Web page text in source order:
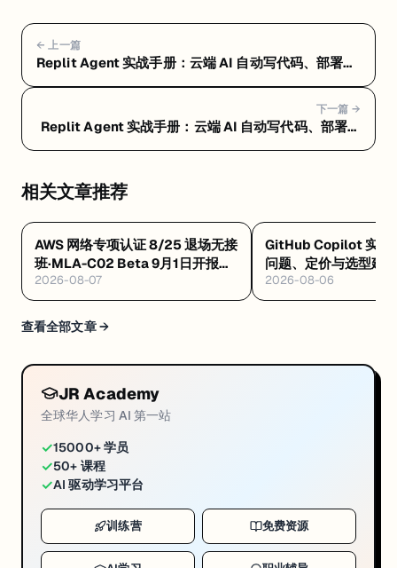
← 上一篇
Replit Agent 实战手册：云端 AI 自动写代码、部署一
下一篇 →
Replit Agent 实战手册：云端 AI 自动写代码、部署一
相关文章推荐
AWS 网络专项认证 8/25 退场无接
班·MLA-C02 Beta 9月1日开报
$75·GAIL 零基础 $99 稀缺证
2026-08-07
GitHub Copilot 实战
问题、定价与选型建议
2026-08-06
查看全部文章 →
JR Academy
全球华人学习 AI 第一站
✓15000+ 学员
✓50+ 课程
✓AI 驱动学习平台
训练营 免费资源